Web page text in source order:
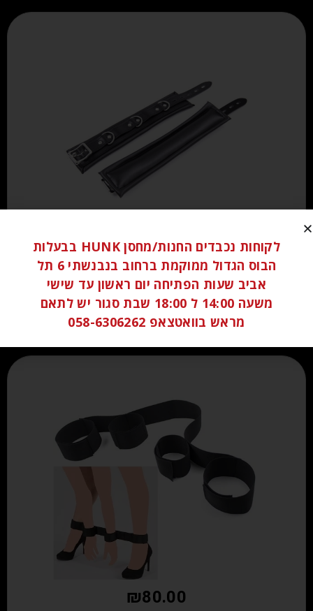
₪120.00
הוספה לסל
₪80.00
לקוחות נכבדים החנות/מחסן HUNK בבעלות
הבוס הגדול ממוקמת ברחוב בנבנשתי 6 תל
אביב שעות הפתיחה יום ראשון עד שישי
משעה 14:00 ל 18:00 שבת סגור יש לתאם
מראש בוואטצאפ 058-6306262